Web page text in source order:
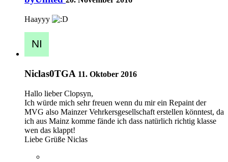
Haayyy
Niclas0TGA 11. Oktober 2016
Hallo lieber Clopsyn,
Ich würde mich sehr freuen wenn du mir ein Repaint der
MVG also Mainzer Vehrkersgesellschaft erstellen könntest, da
ich aus Mainz komme fände ich dass natürlich richtig klasse
wen das klappt!
Liebe Grüße Niclas